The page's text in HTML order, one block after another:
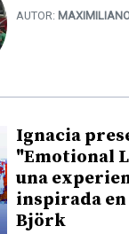
AUTOR:
Ignacia
"Emotional
una
inspirada
Björk